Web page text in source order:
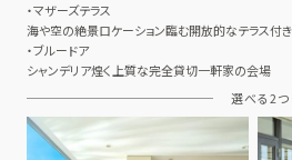
・マザーズテラス
海や空の絶景ロケーション臨む開放的なテラス付
・ブルードア
シャンデリア煌く上質な完全貸切一軒家の会場
選べる2